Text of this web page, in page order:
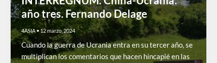
año tres. Fernando Delage
4ASIA •12 marzo, 2024
Cuando la guerra de Ucrania entra en su tercer año, se
multiplican los comentarios que hacen hincapié en las